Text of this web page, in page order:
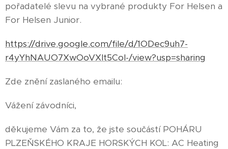
pořadatelé slevu na vybrané produkty For Helsen a
For Helsen Junior.
https://drive.google.com/file/d/1ODec9uh7-
r4yYhNAUO7XwOoVXIt5CoI-/view?usp=sharing
Zde znění zaslaného emailu:
Vážení závodníci,
děkujeme Vám za to, že jste součástí POHÁRU
PLZEŇSKÉHO KRAJE HORSKÝCH KOL: AC Heating